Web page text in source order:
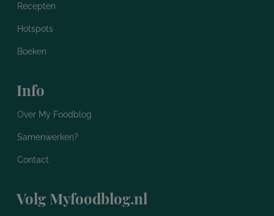
Recepten
Hotspots
Boeken
Info
Over My Foodblog
Samenwerken?
Contact
Volg Myfoodblog.nl